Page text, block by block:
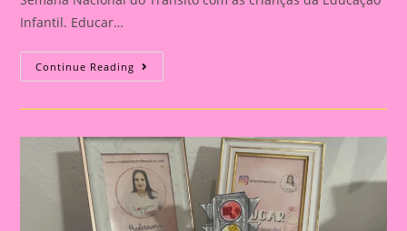
Infantil. Educar…
Continue Reading Atividade
Com
Tema
Do
Trânsito|Despertando
A
Consciência
No
Trânsito:
Educação